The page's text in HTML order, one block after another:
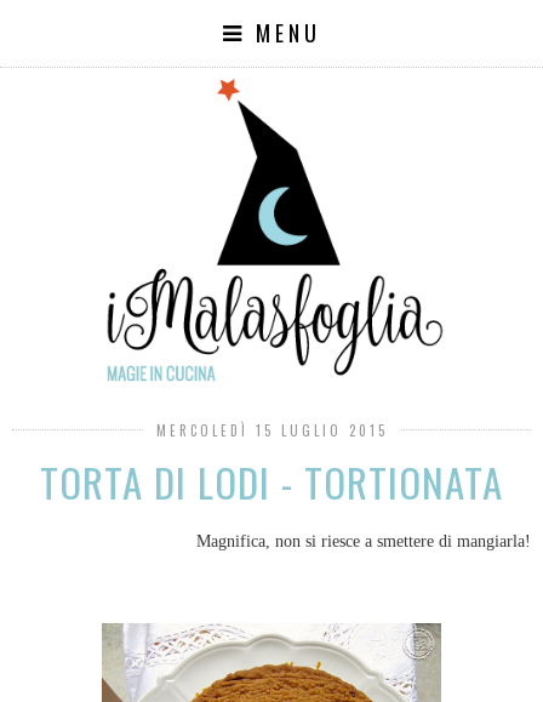
MENU
MERCOLEDÌ 15 LUGLIO 2015
TORTA DI LODI - TORTIONATA
Magnifica, non si riesce a smettere di mangiarla!